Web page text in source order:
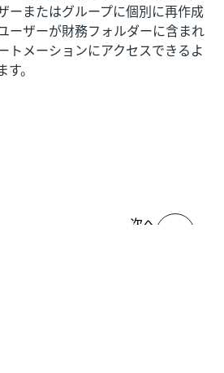
ーまたはグループに個別に再作成
ーザーが財務フォルダーに含まれ
トメーションにアクセスできるよ
。
次へ